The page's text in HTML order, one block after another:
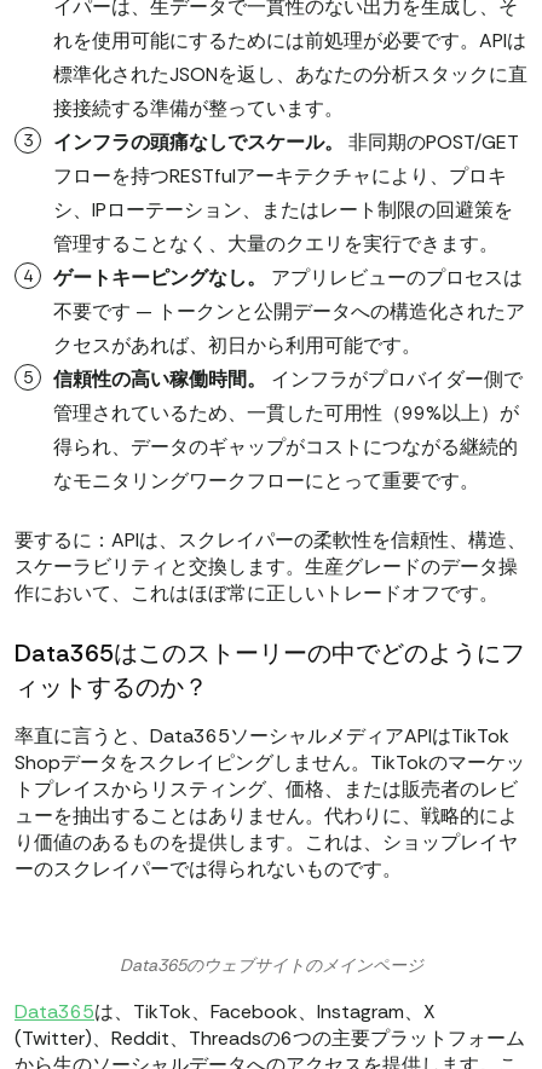
イパーは、生データで一貫性のない出力を生成し、そ
れを使用可能にするためには前処理が必要です。APIは
標準化されたJSONを返し、あなたの分析スタックに直
接接続する準備が整っています。
インフラの頭痛なしでスケール。
非同期のPOST/GET
フローを持つRESTfulアーキテクチャにより、プロキ
シ、IPローテーション、またはレート制限の回避策を
管理することなく、大量のクエリを実行できます。
ゲートキーピングなし。
アプリレビューのプロセスは
不要です — トークンと公開データへの構造化されたア
クセスがあれば、初日から利用可能です。
信頼性の高い稼働時間。
インフラがプロバイダー側で
管理されているため、一貫した可用性（99%以上）が
得られ、データのギャップがコストにつながる継続的
なモニタリングワークフローにとって重要です。
要するに：APIは、スクレイパーの柔軟性を信頼性、構造、
スケーラビリティと交換します。生産グレードのデータ操
作において、これはほぼ常に正しいトレードオフです。
Data365はこのストーリーの中でどのようにフ
ィットするのか？
率直に言うと、Data365ソーシャルメディアAPIはTikTok
Shopデータをスクレイピングしません。TikTokのマーケッ
トプレイスからリスティング、価格、または販売者のレビ
ューを抽出することはありません。代わりに、戦略的によ
り価値のあるものを提供します。これは、ショップレイヤ
ーのスクレイパーでは得られないものです。
Data365のウェブサイトのメインページ
Data365は、TikTok、Facebook、Instagram、X
(Twitter)、Reddit、Threadsの6つの主要プラットフォーム